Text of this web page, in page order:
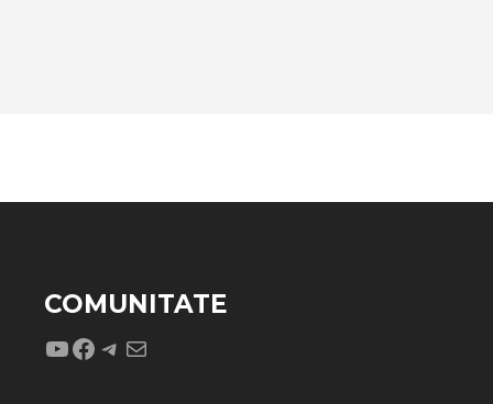
COMUNITATE
YouTube
Facebook
Telegram
Mail